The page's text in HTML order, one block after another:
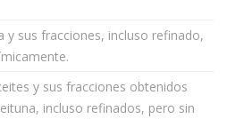
y sus fracciones, incluso refinado,
y sus fracciones obtenidos
incluso refinados, pero sin